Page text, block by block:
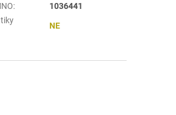
:
1036441
NE